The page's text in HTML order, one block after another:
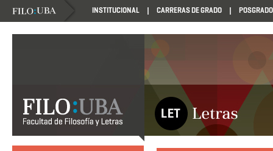
INSTITUCIONAL CARRERAS DE GRADO POSGRADO